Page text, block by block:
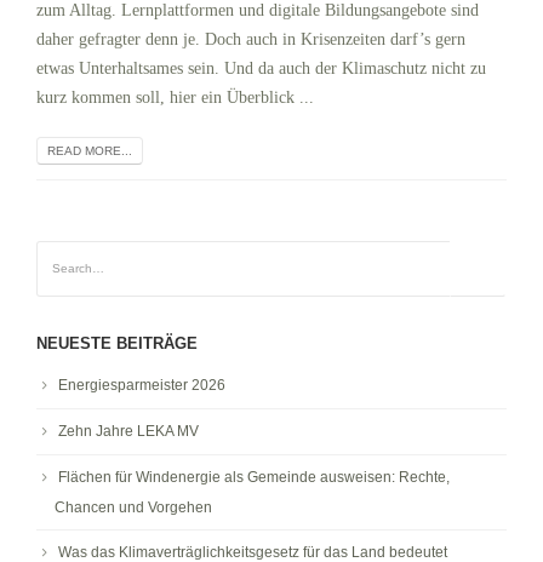
zum Alltag. Lernplattformen und digitale Bildungsangebote sind
daher gefragter denn je. Doch auch in Krisenzeiten darf’s gern
etwas Unterhaltsames sein. Und da auch der Klimaschutz nicht zu
kurz kommen soll, hier ein Überblick ...
READ MORE...
NEUESTE BEITRÄGE
Energiesparmeister 2026
Zehn Jahre LEKA MV
Flächen für Windenergie als Gemeinde ausweisen: Rechte,
Chancen und Vorgehen
Was das Klimaverträglichkeitsgesetz für das Land bedeutet